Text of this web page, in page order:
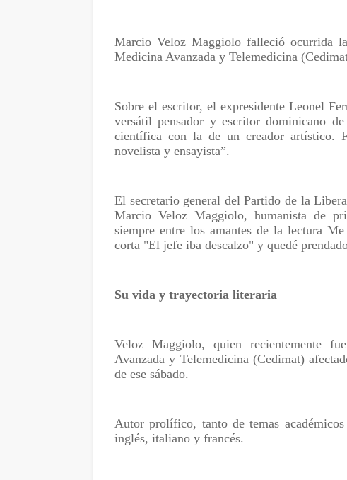
Marcio Veloz Maggiolo falleció ocurrida
Medicina Avanzada y Telemedicina
Sobre el escritor, el expresidente Leonel
versátil pensador y escritor dominicano
científica con la de un creador artístico.
novelista y ensayista”.
El secretario general del Partido de la
Marcio Veloz Maggiolo, humanista de
siempre entre los amantes de la lectura
corta "El jefe iba descalzo" y quedé
Su vida y trayectoria literaria
Veloz Maggiolo, quien recientemente
Avanzada y Telemedicina (Cedimat)
de ese sábado.
Autor prolífico, tanto de temas
inglés, italiano y francés.